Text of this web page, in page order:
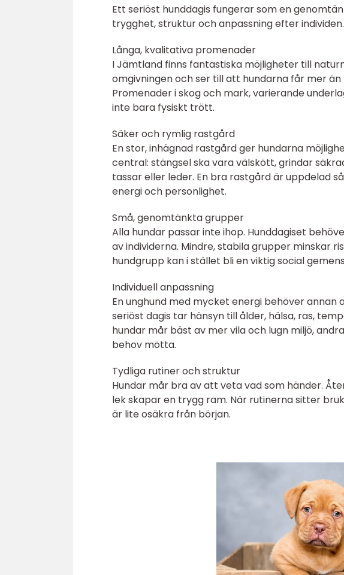
Ett seriöst hunddagis fungerar som en
trygghet, struktur och anpassning efter
Långa, kvalitativa promenader
I Jämtland finns fantastiska möjligheter till
omgivningen och ser till att hundarna får mer
Promenader i skog och mark, varierande
inte bara fysiskt trött.
Säker och rymlig rastgård
En stor, inhägnad rastgård ger hundarna
central: stängsel ska vara välskött, grindar
tassar eller leder. En bra rastgård är uppdelad
energi och personlighet.
Små, genomtänkta grupper
Alla hundar passar inte ihop. Hunddagiset
av individerna. Mindre, stabila grupper minskar
hundgrupp kan i stället bli en viktig social
Individuell anpassning
En unghund med mycket energi behöver
seriöst dagis tar hänsyn till ålder, hälsa, ras,
hundar mår bäst av mer vila och lugn miljö,
behov mötta.
Tydliga rutiner och struktur
Hundar mår bra av att veta vad som händer.
lek skapar en trygg ram. När rutinerna sitter
är lite osäkra från början.